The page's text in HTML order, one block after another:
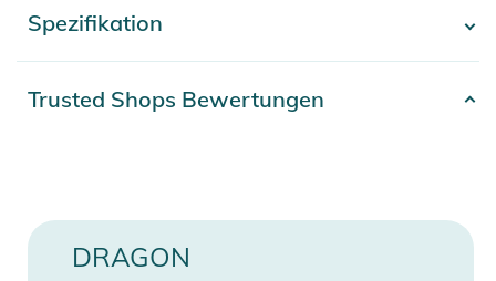
Farboptimierung.
- Farboptimierte Lumalens®-Linse
- Gepanzerte Belüftung
- 100 % UV-Schutz
Spezifikation
Trusted Shops Bewertungen
DRAGON